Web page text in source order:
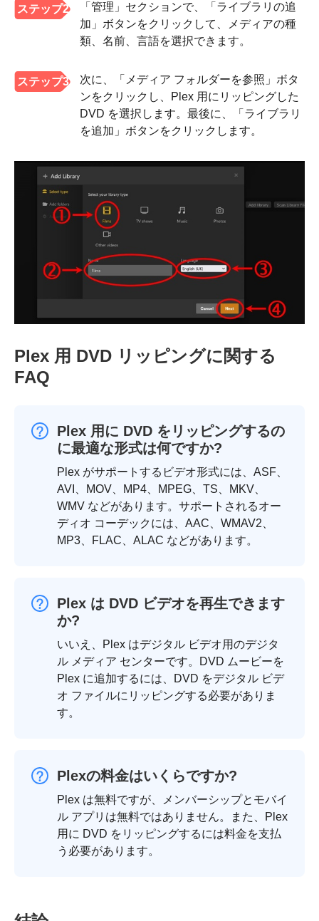
ステップ2
「管理」セクションで、「ライブラリの追
加」ボタンをクリックして、メディアの種
類、名前、言語を選択できます。
ステップ3
次に、「メディア フォルダーを参照」ボタ
ンをクリックし、Plex 用にリッピングした
DVD を選択します。最後に、「ライブラリ
を追加」ボタンをクリックします。
Plex 用 DVD リッピングに関する
FAQ
Plex 用に DVD をリッピングするの
に最適な形式は何ですか?
Plex がサポートするビデオ形式には、ASF、
AVI、MOV、MP4、MPEG、TS、MKV、
WMV などがあります。サポートされるオー
ディオ コーデックには、AAC、WMAV2、
MP3、FLAC、ALAC などがあります。
Plex は DVD ビデオを再生できます
か?
いいえ、Plex はデジタル ビデオ用のデジタ
ル メディア センターです。DVD ムービーを
Plex に追加するには、DVD をデジタル ビデ
オ ファイルにリッピングする必要がありま
す。
Plexの料金はいくらですか?
Plex は無料ですが、メンバーシップとモバイ
ル アプリは無料ではありません。また、Plex
用に DVD をリッピングするには料金を支払
う必要があります。